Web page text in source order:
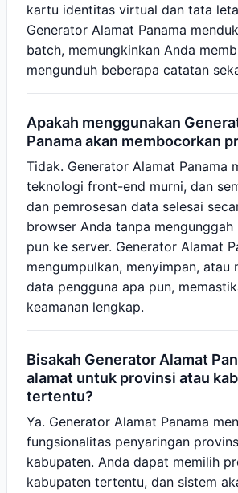
kartu identitas virtual dan tata
Generator Alamat Panama
batch, memungkinkan Anda
mengunduh beberapa catatan
Apakah menggunakan
Panama akan membocorkan
Tidak. Generator Alamat Panama
teknologi front-end murni, dan
dan pemrosesan data selesai
browser Anda tanpa mengunggah
pun ke server. Generator Alamat
mengumpulkan, menyimpan, atau
data pengguna apa pun,
keamanan lengkap.
Bisakah Generator Alamat
alamat untuk provinsi atau
tertentu?
Ya. Generator Alamat Panama
fungsionalitas penyaringan
kabupaten. Anda dapat memilih
kabupaten tertentu, dan sistem